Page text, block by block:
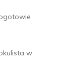
w